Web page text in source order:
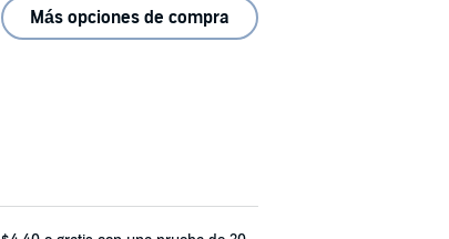
Más opciones de compra